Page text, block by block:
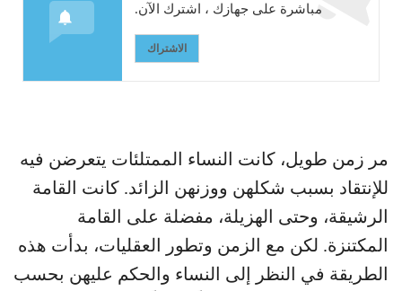
مباشرة على جهازك ، اشترك الآن.
الاشتراك
مر زمن طويل، كانت النساء الممتلئات يتعرضن فيه
للإنتقاد بسبب شكلهن ووزنهن الزائد. كانت القامة
الرشيقة، وحتى الهزيلة، مفضلة على القامة
المكتنزة. لكن مع الزمن وتطور العقليات، بدأت هذه
الطريقة في النظر إلى النساء والحكم عليهن بحسب